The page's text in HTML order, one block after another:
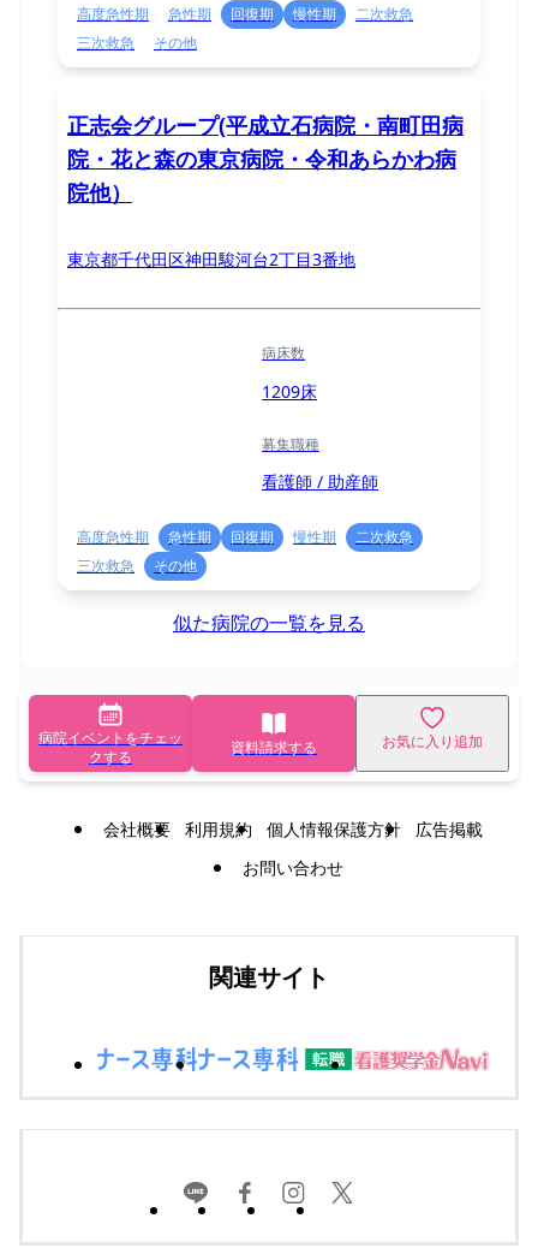
高度急性期 急性期 回復期 慢性期
二次救急
三次救急
その他
正志会グループ(平成立石病院・南町田病
院・花と森の東京病院・令和あらかわ病
院他）
東京都千代田区神田駿河台2丁目3番地
病床数
1209床
募集職種
看護師 / 助産師
高度急性期 急性期 回復期 慢性期
二次救急
三次救急
その他
似た病院の一覧を見る
病院イベントをチェッ
クする
資料請求する お気に入り追加
会社概要 利用規約 個人情報保護方針
広告掲載
お問い合わせ
関連サイト